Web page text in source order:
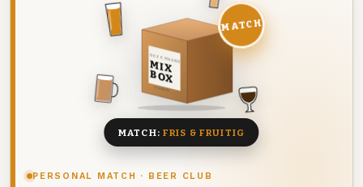
PERSONAL MATCH · BEER CLUB
DEZE MAAND
MIX
BOX
8 BIEREN
MATCH
MATCH: FRIS & FRUITIG